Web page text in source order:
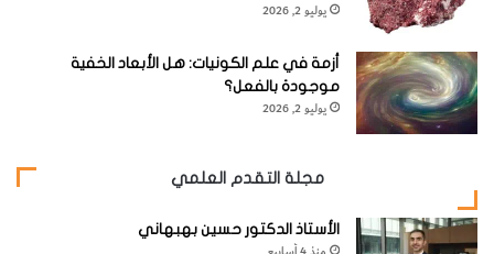
والشيپات الميكروية المتخصصة بنماذج
تعقب الأشعة الثلاثية الأبعاد، تستطيع حاليا
تشكيل مئات الأطر لمشهد معقد سريع التغيُّر
يوليو 2, 2026
أزمة في علم الكونيات: هل الأبعاد الخفية
موجودة بالفعل؟
يوليو 2, 2026
مجلة التقدم العلمي
الأستاذ الدكتور حسين بهبهاني